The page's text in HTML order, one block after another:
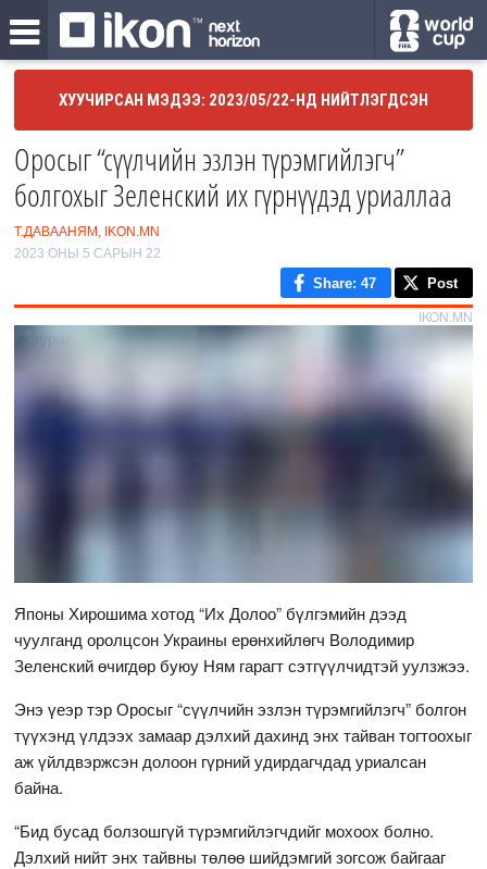
ХУУЧИРСАН МЭДЭЭ: 2023/05/22-НД НИЙТЛЭГДСЭН
Оросыг “сүүлчийн эзлэн түрэмгийлэгч”
болгохыг Зеленский их гүрнүүдэд уриаллаа
Т.ДАВААНЯМ, IKON.MN
2023 ОНЫ 5 САРЫН 22
Share: 47 Post
IKON.MN
Японы Хирошима хотод “Их Долоо” бүлгэмийн дээд
чуулганд оролцсон Украины ерөнхийлөгч Володимир
Зеленский өчигдөр буюу Ням гарагт сэтгүүлчидтэй уулзжээ.
Энэ үеэр тэр Оросыг “сүүлчийн эзлэн түрэмгийлэгч” болгон
түүхэнд үлдээх замаар дэлхий дахинд энх тайван тогтоохыг
аж үйлдвэржсэн долоон гүрний удирдагчдад уриалсан
байна.
“Бид бусад болзошгүй түрэмгийлэгчдийг мохоох болно.
Дэлхий нийт энх тайвны төлөө шийдэмгий зогсож байгааг